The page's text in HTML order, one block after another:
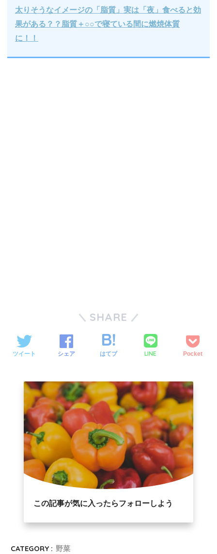
太りそうなイメージの「脂質」実は「夜」食べると効
果がある？？脂質＋○○で寝ている間に燃焼体質
に！！
SHARE
ツイート シェア はてブ LINE Pocket
この記事が気に入ったらフォローしよう
CATEGORY : 野菜